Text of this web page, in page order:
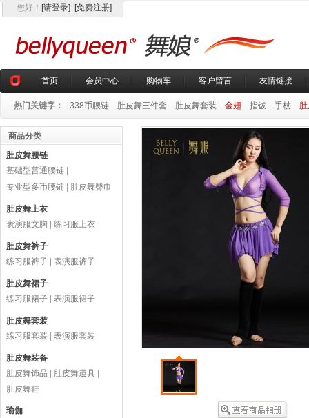
您好 ！ [请登录] [免费注册]
首页 会员中心 购物车 客户留言 友情链接
热门关键字： 338币腰链 肚皮舞三件套 肚皮舞套装 金翅 指钹 手杖
商品分类
肚皮舞腰链
基础型普通腰链
专业型多币腰链
肚皮舞臀巾
肚皮舞上衣
表演服文胸
练习服上衣
肚皮舞裤子
练习服裤子
表演服裤子
肚皮舞裙子
练习服裙子
表演服裙子
肚皮舞套装
练习服套装
表演服套装
肚皮舞装备
肚皮舞饰品
肚皮舞道具
肚皮舞鞋
瑜伽